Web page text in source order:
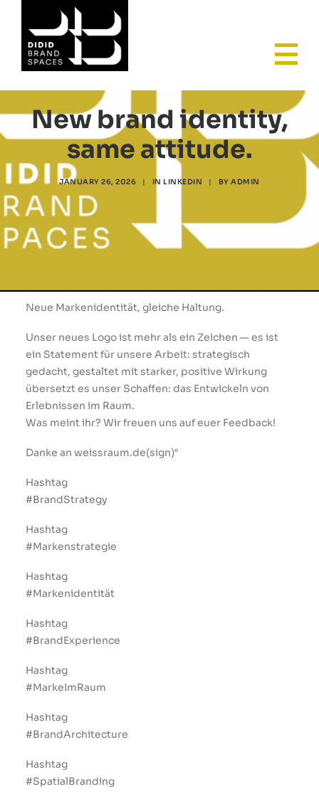
HOME
AGENCY
New brand identity,
same attitude.
JANUARY 26, 2026 | IN LINKEDIN | BYADMIN
Neue Markenidentität, gleiche Haltung.
Unser neues Logo ist mehr als ein Zeichen — es ist
ein Statement für unsere Arbeit: strategisch
gedacht, gestaltet mit starker, positive Wirkung
übersetzt es unser Schaffen: das Entwickeln von
Erlebnissen im Raum.
Was meint ihr? Wir freuen uns auf euer Feedback!
Danke an weissraum.de(sign)°
Hashtag
#BrandStrategy
Hashtag
#Markenstrategie
Hashtag
#Markenidentität
Hashtag
#BrandExperience
Hashtag
#MarkeImRaum
Hashtag
#BrandArchitecture
Hashtag
#SpatialBranding